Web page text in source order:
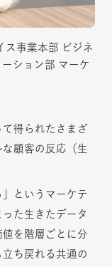
ス事業本部 ビジネ
ション部 マーケ
得られたさまざ
顧客の反応（生
というマーケテ
た生きたデータ
を階層ごとに分
ち戻れる共通の